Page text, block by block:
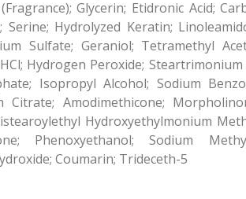
Glycerin; Etidronic Acid;
Serine; Hydrolyzed Keratin;
Sulfate; Geraniol; Tetramethyl
Hydrogen Peroxide;
Isopropyl Alcohol; Sodium
Amodimethicone;
Hydroxyethylmonium
Phenoxyethanol; Sodium
Coumarin; Trideceth-5